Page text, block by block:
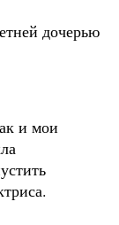
дочерью
и мои